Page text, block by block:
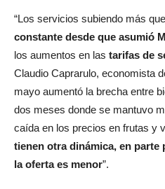
“Los servicios subiendo más
constante desde que asumió
los aumentos en las tarifas de
Claudio Caprarulo, economista
mayo aumentó la brecha entre
dos meses donde se mantuvo
caída en los precios en frutas y
tienen otra dinámica, en parte
la oferta es menor”.